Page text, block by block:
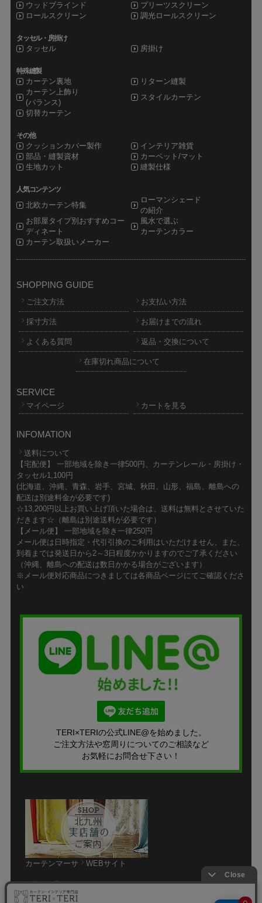
ウッドブラインド
プリーツスクリーン
ロールスクリーン
調光ロールスクリーン
タッセル・房掛け
タッセル 房掛け
特殊縫製
カーテン裏地
リターン縫製
カーテン上飾り
(バランス)
スタイルカーテン
切替カーテン
その他
クッションカバー製作
インテリア雑貨
部品・縫製資材
カーペット/マット
生地カット
縫製仕様
人気コンテンツ
北欧カーテン特集
ローマンシェード
の紹介
お部屋タイプ別おすすめコー
ディネート
風水で選ぶ
カーテンカラー
カーテン取扱いメーカー
SHOPPING GUIDE
ご注文方法 お支払い方法
採寸方法 お届けまでの流れ
よくある質問 返品・交換について
在庫切れ商品について
SERVICE
マイページ カートを見る
INFOMATION
送料について
【宅配便】 一部地域を除き一律500円、カーテンレール・房掛け・
タッセル1,100円
(北海道、沖縄、青森、岩手、宮城、秋田、山形、福島、離島への
配送は別途料金が必要です)
☆13,200円以上お買い上げ頂いた場合は、送料は無料とさせていた
だきます☆（離島は別途送料が必要です）
【メール便】 一部地域を除き一律250円
メール便は日時指定・代引引換のご利用はいただけません、また、
到着までは発送日から2～3日程度かかりますのでご了承ください
（沖縄、離島への配送は数日かかる場合がございます）
※メール便対応商品につきましては各商品ページにてご確認くださ
い
TERI×TERIの公式LINE@を始めました。
ご注文方法や窓周りについてのご相談など
お気軽にお問合せ下さい！
カーテンマーサ WEBサイト
個人情報の取り扱いについて